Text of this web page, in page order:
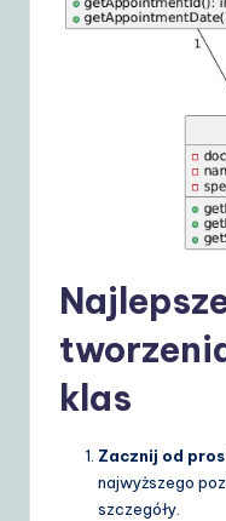
klas
Zacznij od
najwyższego
szczegóły.